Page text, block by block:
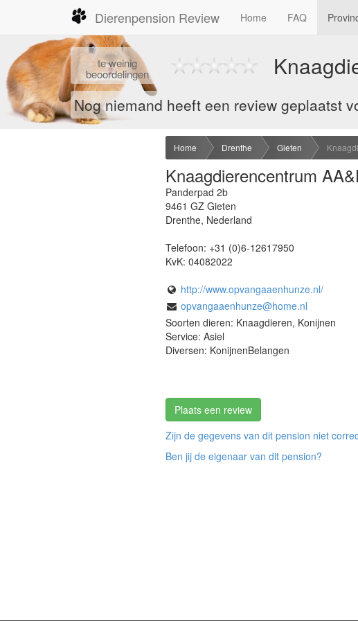
Dierenpension Review Home FAQ
teweinig
beoordelingen
Nog niemand heeft een review geplaatst
Home Drenthe Gieten
Knaagdierencentrum
Panderpad 2b
9461 GZ Gieten
Drenthe, Nederland
Telefoon: +31 (0)6-12617950
KvK: 04082022
http://www.opvangaaenhunze.nl/
opvangaaenhunze@home.nl
Soorten dieren: Knaagdieren, Konijnen
Service: Asiel
Diversen: KonijnenBelangen
Plaats een review
Zijn de gegevens van dit pension niet
Ben jij de eigenaar van dit pension?